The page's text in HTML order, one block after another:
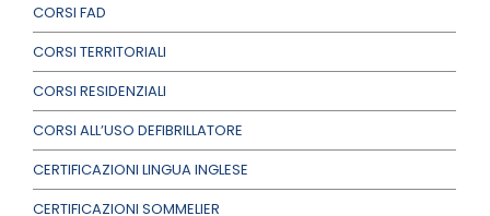
CORSI FAD
CORSI TERRITORIALI
CORSI RESIDENZIALI
CORSI ALL’USO DEFIBRILLATORE
CERTIFICAZIONI LINGUA INGLESE
CERTIFICAZIONI SOMMELIER